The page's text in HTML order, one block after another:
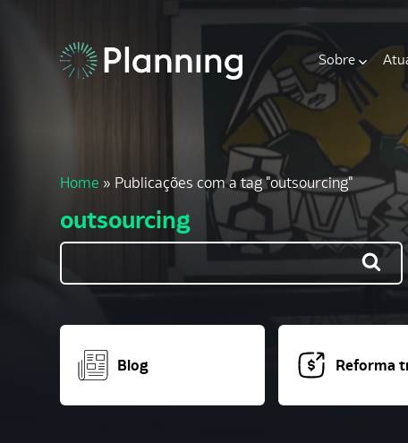
Sobre
Home » Publicações com a tag "outsourcing"
outsourcing
Blog Reforma